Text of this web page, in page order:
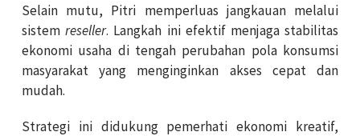
Selain mutu, Pitri memperluas jangkauan melalui
sistemreseller. Langkah ini efektif menjaga stabilitas
ekonomi usaha di tengah perubahan pola konsumsi
masyarakat yang menginginkan akses cepat dan
mudah.
Strategi ini didukung pemerhati ekonomi kreatif,